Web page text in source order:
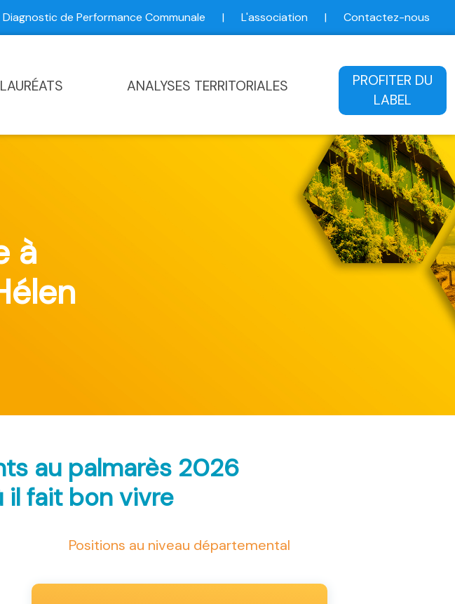
Diagnostic de Performance Communale | L'association | Contactez-nous
ANALYSES TERRITORIALES
PROFITER DU
LABEL
à
au palmarès 2026
il fait bon vivre
Positions au niveau départemental